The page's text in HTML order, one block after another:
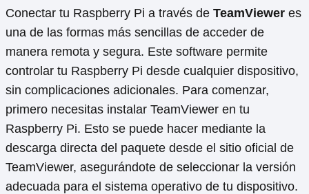
Conectar tu Raspberry Pi a través de TeamViewer es
una de las formas más sencillas de acceder de
manera remota y segura. Este software permite
controlar tu Raspberry Pi desde cualquier dispositivo,
sin complicaciones adicionales. Para comenzar,
primero necesitas instalar TeamViewer en tu
Raspberry Pi. Esto se puede hacer mediante la
descarga directa del paquete desde el sitio oficial de
TeamViewer, asegurándote de seleccionar la versión
adecuada para el sistema operativo de tu dispositivo.